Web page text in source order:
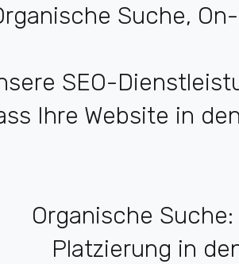
Suche,
SEO-
Ihre Website in
Organische
Platzierung in